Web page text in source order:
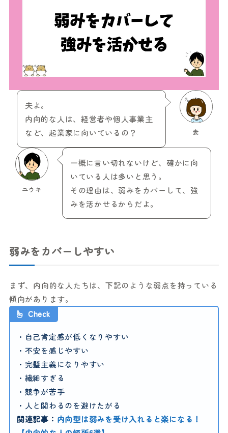
妻
夫よ。
内向的な人は、経営者や個人事業主
など、起業家に向いているの？
ユウキ
一概に言い切れないけど、確かに向
いている人は多いと思う。
その理由は、弱みをカバーして、強
みを活かせるからだよ。
弱みをカバーしやすい
まず、内向的な人たちは、下記のような弱点を持っている
傾向があります。
Check
・自己肯定感が低くなりやすい
・不安を感じやすい
・完璧主義になりやすい
・繊細すぎる
・競争が苦手
・人と関わるのを避けたがる
関連記事： 内向型は弱みを受け入れると楽になる！